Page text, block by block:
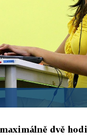
dvě